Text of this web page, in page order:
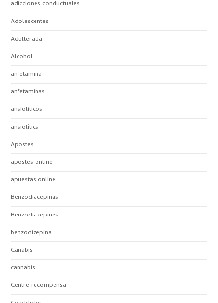
adicciones conductuales
Adolescentes
Adulterada
Alcohol
anfetamina
anfetaminas
ansiolíticos
ansiolítics
Apostes
apostes online
apuestas online
Benzodiacepinas
Benzodiazepines
benzodizepina
Canabis
cannabis
Centre recompensa